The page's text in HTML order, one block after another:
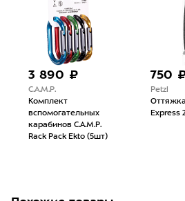
3 890 ₽
C.A.M.P.
Комплект
вспомогательных
карабинов C.A.M.P.
Rack Pack Ekto (5шт)
750
Petzl
Express